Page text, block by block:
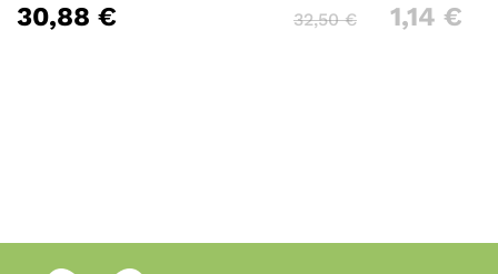
30,88 € 32,50€ 1,14 €